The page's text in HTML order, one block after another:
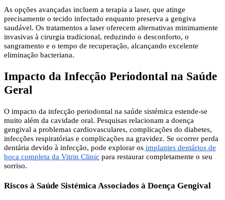
As opções avançadas incluem a terapia a laser, que atinge
precisamente o tecido infectado enquanto preserva a gengiva
saudável. Os tratamentos a laser oferecem alternativas minimamente
invasivas à cirurgia tradicional, reduzindo o desconforto, o
sangramento e o tempo de recuperação, alcançando excelente
eliminação bacteriana.
Impacto da Infecção Periodontal na Saúde
Geral
O impacto da infecção periodontal na saúde sistémica estende-se
muito além da cavidade oral. Pesquisas relacionam a doença
gengival a problemas cardiovasculares, complicações do diabetes,
infecções respiratórias e complicações na gravidez. Se ocorrer perda
dentária devido à infecção, pode explorar os implantes dentários de
boca completa da Vitrin Clinic para restaurar completamente o seu
sorriso.
Riscos à Saúde Sistémica Associados à Doença Gengival